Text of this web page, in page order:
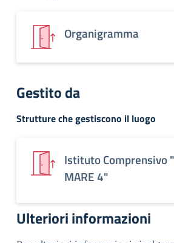
Organigramma
Gestito da
Strutture che gestiscono il luogo
Istituto Comprensivo
MARE 4"
Ulteriori informazioni